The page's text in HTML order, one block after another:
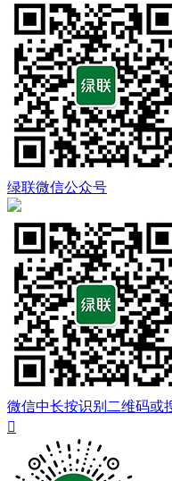
绿联微信公众号
微信中长按识别二维码或
